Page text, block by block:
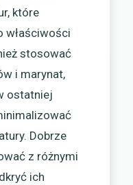
które
właściwości
stosować
i marynat,
ostatniej
Dobrze
z różnymi
ich